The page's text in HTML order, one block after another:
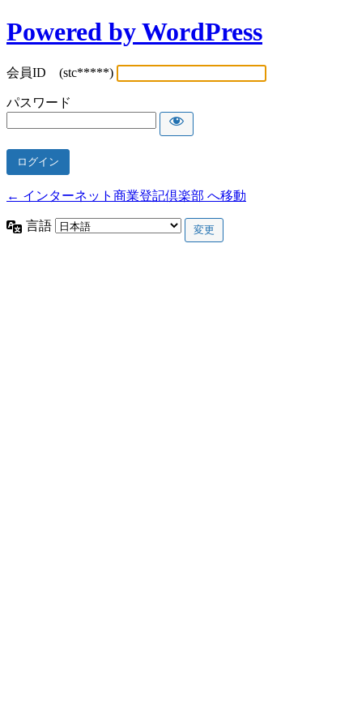
Powered by WordPress
会員ID (stc*****)
パスワード
← インターネット商業登記倶楽部 へ移動
言語